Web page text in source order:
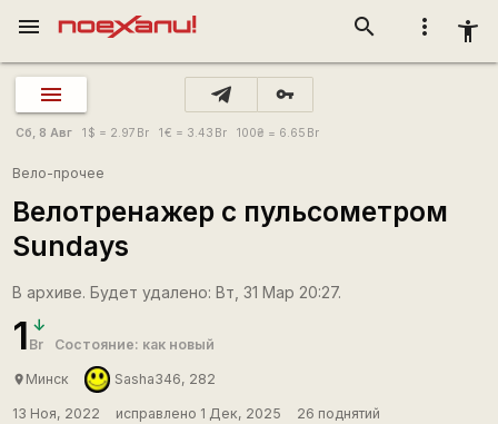
more_vert accessibility_new
search
menu
vpn_key
Сб, 8 Авг 1 $ = 2.97 Br 1€ = 3.43 Br 100₴ = 6.65 Br
Вело-прочее
Велотренажер с пульсометром
Sundays
В архиве. Будет удалено: Вт, 31 Мар 20:27.
1 Br Состояние: как новый
place Минск Sasha346, 282
13 Ноя, 2022 исправлено 1 Дек, 2025
26 поднятий